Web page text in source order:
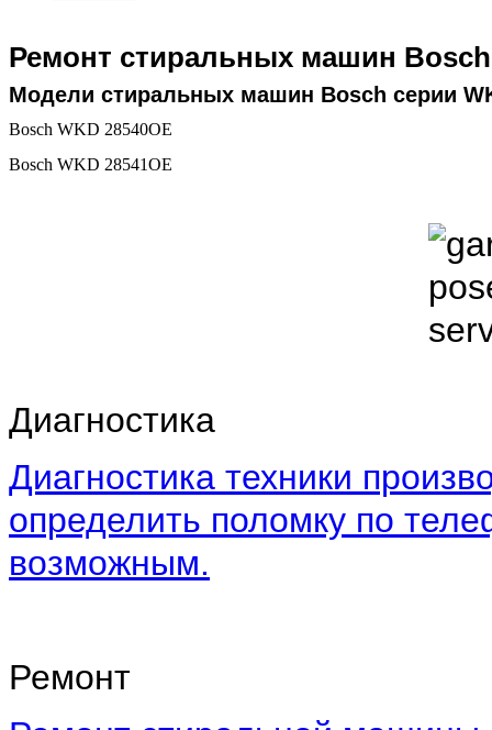
Ремонт стиральных машин
Модели стиральных машин Bosch серии
Bosch WKD 28540OE
Bosch WKD 28541OE
Диагностика
Диагностика техники
определить поломку по
возможным.
Ремонт